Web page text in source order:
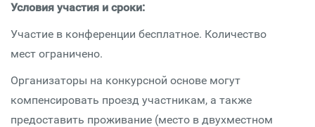
Условия участия и сроки:
Участие в конференции бесплатное. Количество
мест ограничено.
Организаторы на конкурсной основе могут
компенсировать проезд участникам, а также
предоставить проживание (место в двухместном